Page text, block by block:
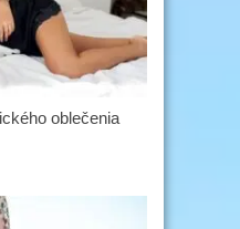
oblečenia